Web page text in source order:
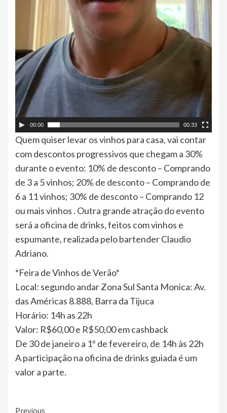
00:00 00:33
Quem quiser levar os vinhos para casa, vai contar
com descontos progressivos que chegam a 30%
durante o evento: 10% de desconto – Comprando
de 3 a 5 vinhos; 20% de desconto – Comprando de
6 a 11 vinhos; 30% de desconto – Comprando 12
ou mais vinhos . Outra grande atração do evento
será a oficina de drinks, feitos com vinhos e
espumante, realizada pelo bartender Claudio
Adriano.
*Feira de Vinhos de Verão*
Local: segundo andar Zona Sul Santa Monica: Av.
das Américas 8.888, Barra da Tijuca
Horário: 14h as 22h
Valor: R$60,00 e R$50,00 em cashback
De 30 de janeiro a 1º de fevereiro, de 14h às 22h
A participação na oficina de drinks guiada é um
valor a parte.
Previous